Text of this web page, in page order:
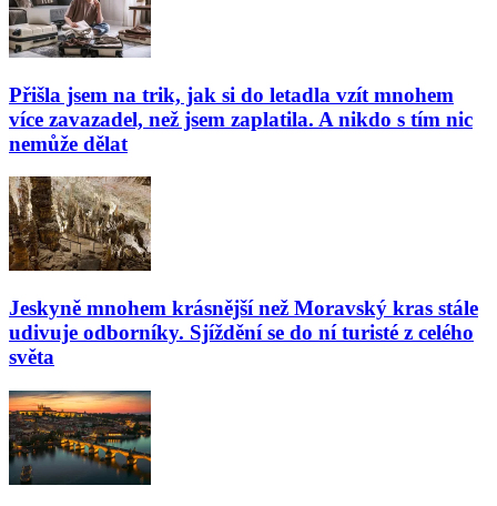
Přišla jsem na trik, jak si do letadla vzít mnohem
více zavazadel, než jsem zaplatila. A nikdo s tím nic
nemůže dělat
Jeskyně mnohem krásnější než Moravský kras stále
udivuje odborníky. Sjíždění se do ní turisté z celého
světa